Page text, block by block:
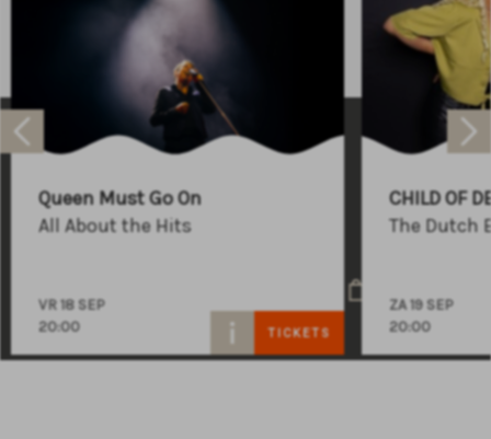
Queen Must Go On
All About the Hits
VR 18 SEP
20:00
TICKETS
CHILD OF
The Dutch
ZA 19 SEP
20:00
+31 (0)591 - 850 856
info@atlastheater.nl